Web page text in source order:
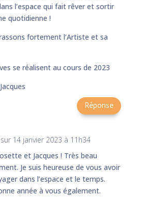
l’espace qui fait rêver et sortir
quotidienne !
fortement l’Artiste et sa
se réalisent au cours de 2023
Réponse
sur 14 janvier 2023 à 11h34
et Jacques ! Très beau
Je suis heureuse de vous avoir
dans l’espace et le temps.
année à vous également.